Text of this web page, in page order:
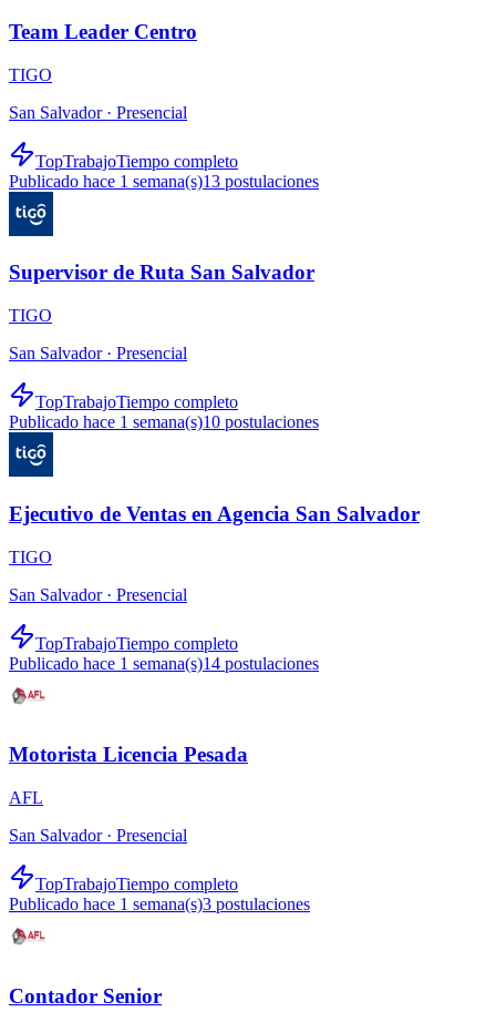
Team Leader Centro
TIGO
San Salvador · Presencial
TopTrabajoTiempo completo
Publicado hace 1 semana(s)13 postulaciones
Supervisor de Ruta San Salvador
TIGO
San Salvador · Presencial
TopTrabajoTiempo completo
Publicado hace 1 semana(s)10 postulaciones
Ejecutivo de Ventas en Agencia San Salvador
TIGO
San Salvador · Presencial
TopTrabajoTiempo completo
Publicado hace 1 semana(s)14 postulaciones
Motorista Licencia Pesada
AFL
San Salvador · Presencial
TopTrabajoTiempo completo
Publicado hace 1 semana(s)3 postulaciones
Contador Senior